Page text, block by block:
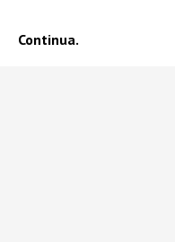
Continua.